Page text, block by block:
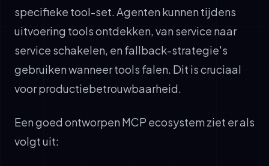
specifieke tool-set. Agenten kunnen tijdens
uitvoering tools ontdekken, van service naar
service schakelen, en fallback-strategie's
gebruiken wanneer tools falen. Dit is cruciaal
voor productiebetrouwbaarheid.
Een goed ontworpen MCP ecosystem ziet er als
volgt uit: